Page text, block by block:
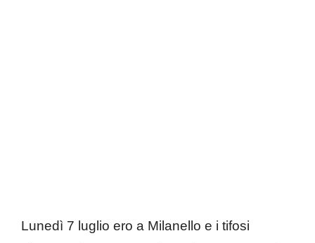
Lunedì 7 luglio ero a Milanello e i tifosi